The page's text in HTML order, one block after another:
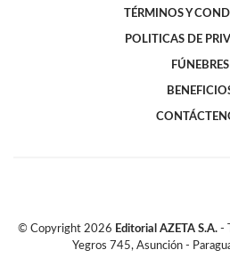
TÉRMINOS Y
POLITICAS DE
FÚNEBRES
© Copyright 2026 Editorial AZETA S.A. -
Yegros 745, Asunción -